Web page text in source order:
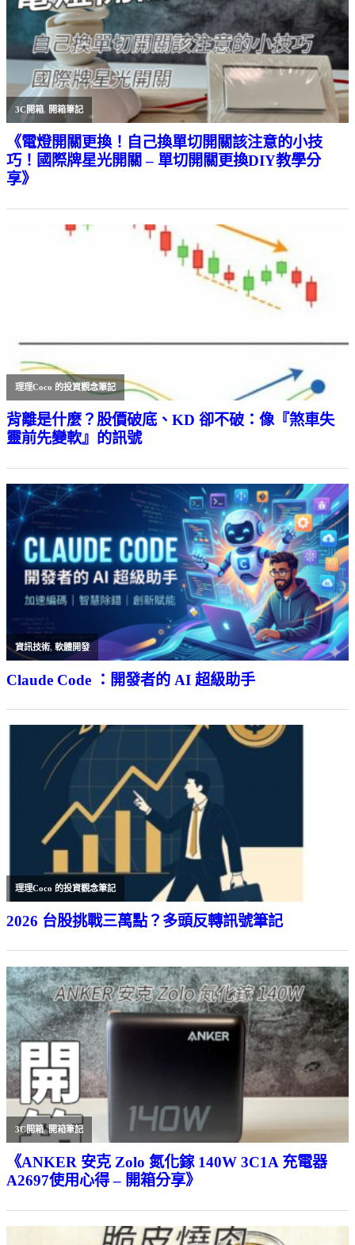
3C開箱, 開箱筆記
《電燈開關更換！自己換單切開關該注意的小技
巧！國際牌星光開關 – 單切開關更換DIY教學分
享》
理理Coco 的投資觀念筆記
背離是什麼？股價破底、KD 卻不破：像『煞車失
靈前先變軟』的訊號
資訊技術,軟體開發
Claude Code ：開發者的 AI 超級助手
理理Coco 的投資觀念筆記
2026 台股挑戰三萬點？多頭反轉訊號筆記
3C開箱,開箱筆記
《ANKER 安克 Zolo 氮化鎵 140W 3C1A 充電器
A2697使用心得 – 開箱分享》